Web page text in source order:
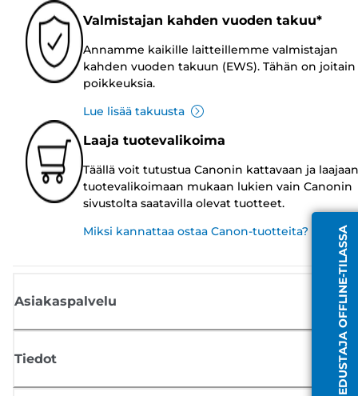
EDUSTAJA OFFLINE-TILASSA
Valmistajan kahden vuoden takuu*
Annamme kaikille laitteillemme valmistajan
kahden vuoden takuun (EWS). Tähän on joitain
poikkeuksia.
Lue lisää takuusta
Laaja tuotevalikoima
Täällä voit tutustua Canonin kattavaan ja laajaan
tuotevalikoimaan mukaan lukien vain Canonin
sivustolta saatavilla olevat tuotteet.
Miksi kannattaa ostaa Canon-tuotteita?
Asiakaspalvelu
Tiedot